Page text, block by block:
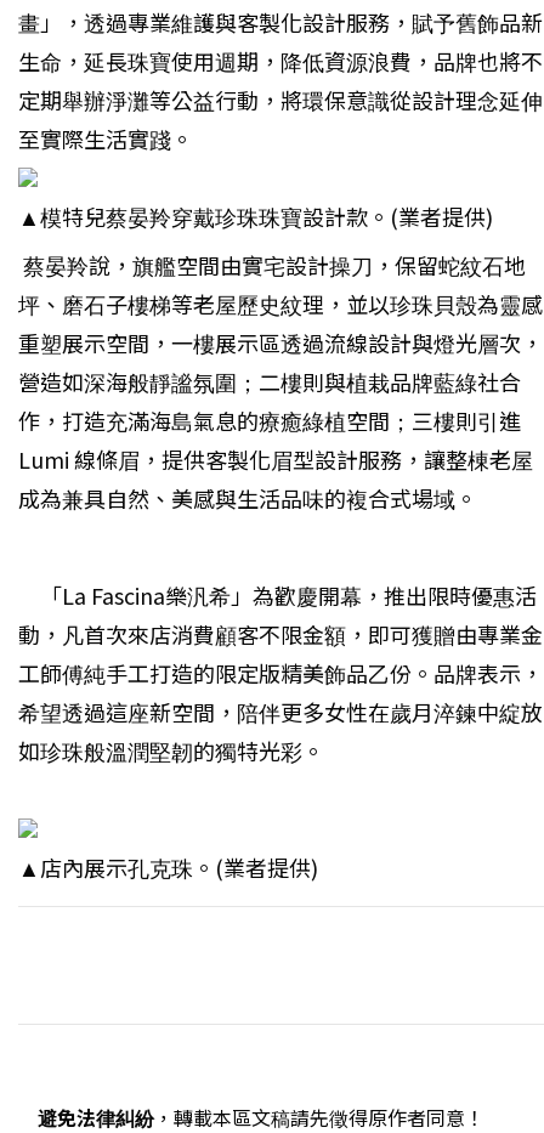
畫」，透過專業維護與客製化設計服務，賦予舊飾品新
生命，延長珠寶使用週期，降低資源浪費，品牌也將不
定期舉辦淨灘等公益行動，將環保意識從設計理念延伸
至實際生活實踐。
▲模特兒蔡晏羚穿戴珍珠珠寶設計款。(業者提供)
蔡晏羚說，旗艦空間由實宅設計操刀，保留蛇紋石地
坪、磨石子樓梯等老屋歷史紋理，並以珍珠貝殼為靈感
重塑展示空間，一樓展示區透過流線設計與燈光層次，
營造如深海般靜謐氛圍；二樓則與植栽品牌藍綠社合
作，打造充滿海島氣息的療癒綠植空間；三樓則引進
Lumi 線條眉，提供客製化眉型設計服務，讓整棟老屋
成為兼具自然、美感與生活品味的複合式場域。
「La Fascina樂汎希」為歡慶開幕，推出限時優惠活
動，凡首次來店消費顧客不限金額，即可獲贈由專業金
工師傅純手工打造的限定版精美飾品乙份。品牌表示，
希望透過這座新空間，陪伴更多女性在歲月淬鍊中綻放
如珍珠般溫潤堅韌的獨特光彩。
▲店內展示孔克珠。(業者提供)
避免法律糾紛，轉載本區文稿請先徵得原作者同意！